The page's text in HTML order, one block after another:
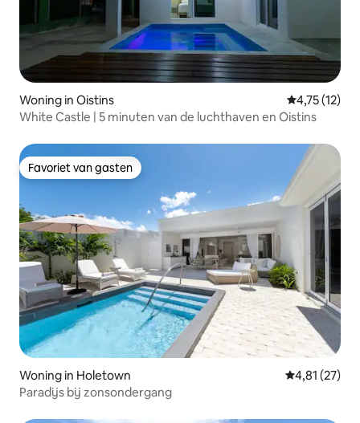
Woning in Oistins Gemiddelde
4,75 (12)
White Castle | 5 minuten van de luchthaven en Oistins
Favoriet van gasten
Favoriet van gasten
Woning in Holetown Gemiddelde
4,81 (27)
Paradijs bij zonsondergang